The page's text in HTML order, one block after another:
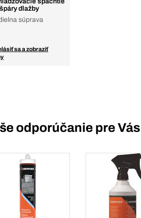
dlažby
súprava
sa a zobraziť
odporúčanie pre